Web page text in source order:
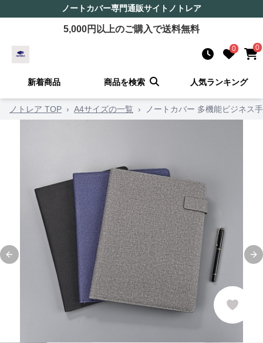
ノートカバー専門通販サイト ノトレア
5,000円以上のご購入で送料無料
0 0
新着商品 商品を検索 人気ランキング
ノトレア TOP › A4サイズの一覧 › ノートカバー 多機能ビジネス
Previous slide